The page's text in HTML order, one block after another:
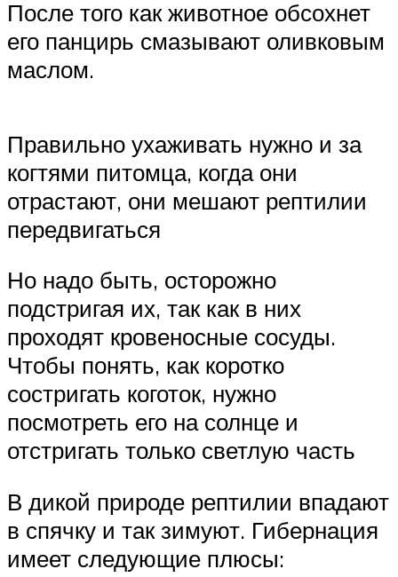
После того как животное обсохнет
его панцирь смазывают оливковым
маслом.
Правильно ухаживать нужно и за
когтями питомца, когда они
отрастают, они мешают рептилии
передвигаться
Но надо быть, осторожно
подстригая их, так как в них
проходят кровеносные сосуды.
Чтобы понять, как коротко
состригать коготок, нужно
посмотреть его на солнце и
отстригать только светлую часть
В дикой природе рептилии впадают
в спячку и так зимуют. Гибернация
имеет следующие плюсы: